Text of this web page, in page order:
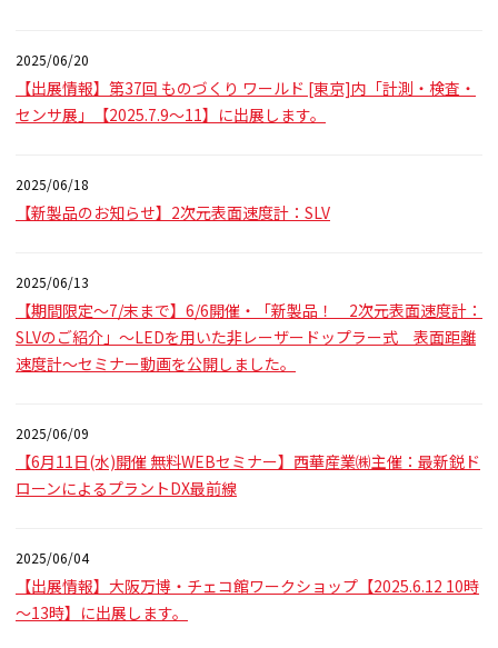
2025/06/20
【出展情報】第37回 ものづくり ワールド [東京]内「計測・検査・
センサ展」【2025.7.9～11】に出展します。
2025/06/18
【新製品のお知らせ】2次元表面速度計：SLV
2025/06/13
【期間限定～7/末まで】6/6開催・「新製品！ 2次元表面速度計：
SLVのご紹介」～LEDを用いた非レーザードップラー式 表面距離
速度計～セミナー動画を公開しました。
2025/06/09
【6月11日(水)開催 無料WEBセミナー】西華産業㈱主催：最新鋭ド
ローンによるプラントDX最前線
2025/06/04
【出展情報】大阪万博・チェコ館ワークショップ【2025.6.12 10時
～13時】に出展します。